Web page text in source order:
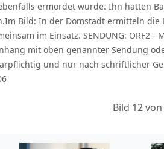
ermordet wurde. Ihn hatten
Bild: In der Domstadt ermitteln die
im Einsatz. SENDUNG: ORF2
mit oben genannter Sendung
und nur nach schriftlicher
Bild 12